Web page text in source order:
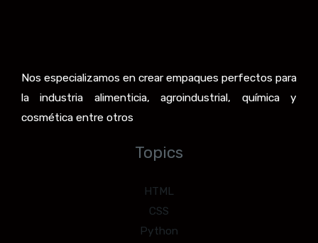
Nos especializamos en crear empaques perfectos para
la industria alimenticia, agroindustrial, química y
cosmética entre otros
Topics
HTML
CSS
Python